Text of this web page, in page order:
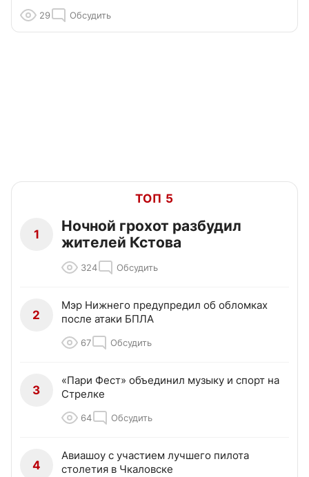
29 Обсудить
ТОП 5
1
Ночной грохот разбудил
жителей Кстова
324 Обсудить
2
Мэр Нижнего предупредил об обломках
после атаки БПЛА
67 Обсудить
3
«Пари Фест» объединил музыку и спорт на
Стрелке
64 Обсудить
4
Авиашоу с участием лучшего пилота
столетия в Чкаловске